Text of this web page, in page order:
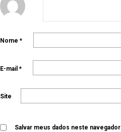
Nome *
E-mail *
Site
Salvar meus dados neste